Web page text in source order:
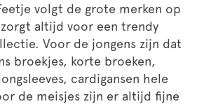
volgt de grote merken op
altijd voor een trendy
Voor de jongens zijn dat
broekjes, korte broeken,
cardigansen hele
de meisjes zijn er altijd fijne